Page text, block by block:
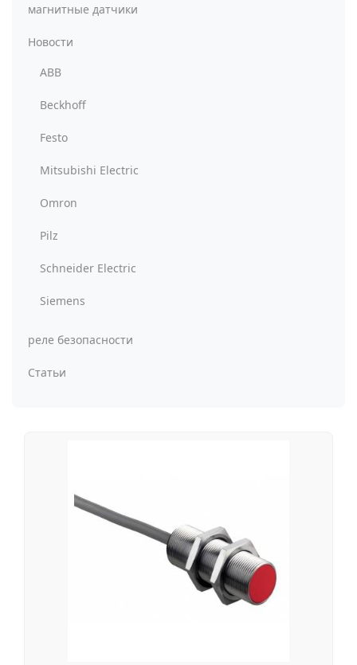
магнитные датчики
Новости
ABB
Beckhoff
Festo
Mitsubishi Electric
Omron
Pilz
Schneider Electric
Siemens
реле безопасности
Статьи